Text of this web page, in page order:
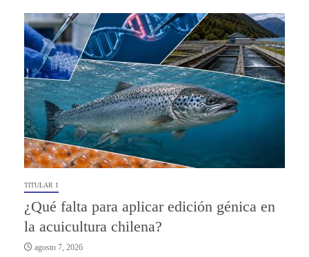
TITULAR 1
¿Qué falta para aplicar edición génica en
la acuicultura chilena?
agosto 7, 2026